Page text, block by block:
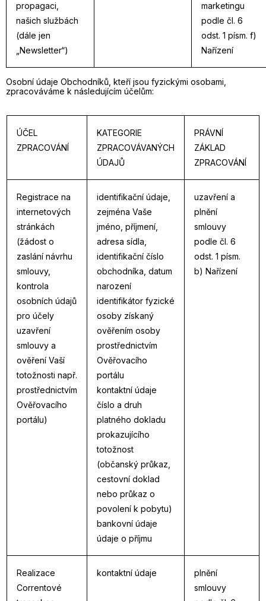
propagaci,
našich službách
(dále jen
„Newsletter“)
marketingu
podle čl. 6
odst. 1 písm. f)
Nařízení
Osobní údaje Obchodníků, kteří jsou fyzickými osobami,
zpracováváme k následujícím účelům:
ÚČEL
ZPRACOVÁNÍ
KATEGORIE
ZPRACOVÁVANÝCH
ÚDAJŮ
PRÁVNÍ
ZÁKLAD
ZPRACOVÁNÍ
Registrace na
internetových
stránkách
(žádost o
zaslání návrhu
smlouvy,
kontrola
osobních údajů
pro účely
uzavření
smlouvy a
ověření Vaší
totožnosti např.
prostřednictvím
Ověřovacího
portálu)
identifikační údaje,
zejména Vaše
jméno, příjmení,
adresa sídla,
identifikační číslo
obchodníka, datum
narození
identifikátor fyzické
osoby získaný
ověřením osoby
prostřednictvím
Ověřovacího
portálu
kontaktní údaje
číslo a druh
platného dokladu
prokazujícího
totožnost
(občanský průkaz,
cestovní doklad
nebo průkaz o
povolení k pobytu)
bankovní údaje
údaje o příjmu
uzavření a
plnění
smlouvy
podle čl. 6
odst. 1 písm.
b) Nařízení
Realizace
Correntové
kontaktní údaje
plnění
smlouvy